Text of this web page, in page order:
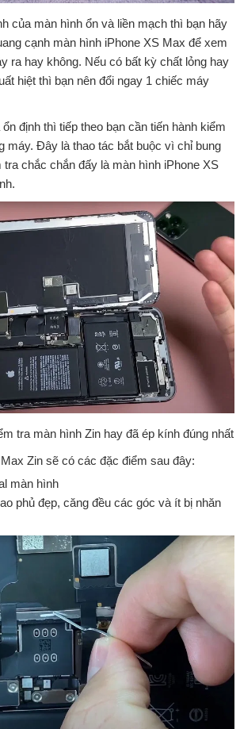
của màn hình ổn và liền mạch thì bạn hãy
cạnh màn hình iPhone XS Max để xem
ra hay không. Nếu có bất kỳ chất lỏng hay
hiệt thì bạn nên đổi ngay 1 chiếc máy
định thì tiếp theo bạn cần tiến hành kiểm
máy. Đây là thao tác bắt buộc vì chỉ bung
chắc chắn đấy là màn hình iPhone XS
tra màn hình Zin hay đã ép kính đúng nhất
Zin sẽ có các đặc điểm sau đây:
màn hình
phủ đẹp, căng đều các góc và ít bị nhăn